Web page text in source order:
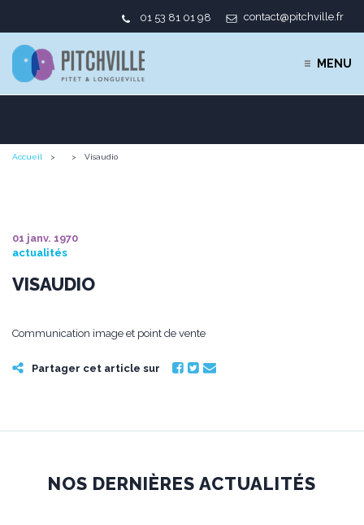
01 53 81 01 98 contact@pitchville.fr
MENU
Accueil Visaudio
01 janv. 1970
actualités
VISAUDIO
Communication image et point de vente
Partager cet article sur
NOS DERNIÈRES ACTUALITÉS